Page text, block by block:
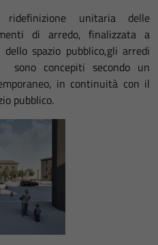
ridefinizione unitaria delle
di arredo, finalizzata a
spazio pubblico,gli arredi
sono concepiti secondo un
in continuità con il
pubblico.